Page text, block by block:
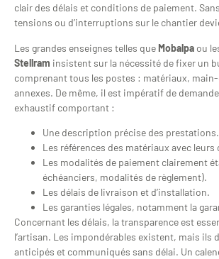
clair des délais et conditions de paiement.
tensions ou d’interruptions sur le chantier
Les grandes enseignes telles que Mobalpa ou
Stellram insistent sur la nécessité de fixer un
comprenant tous les postes : matériaux,
annexes. De même, il est impératif de
exhaustif comportant :
Une description précise des prestations.
Les références des matériaux avec
Les modalités de paiement clairement
échéanciers, modalités de règlement).
Les délais de livraison et d’installation.
Les garanties légales, notamment la
Concernant les délais, la transparence est
l’artisan. Les impondérables existent, mais ils
anticipés et communiqués sans délai. Un